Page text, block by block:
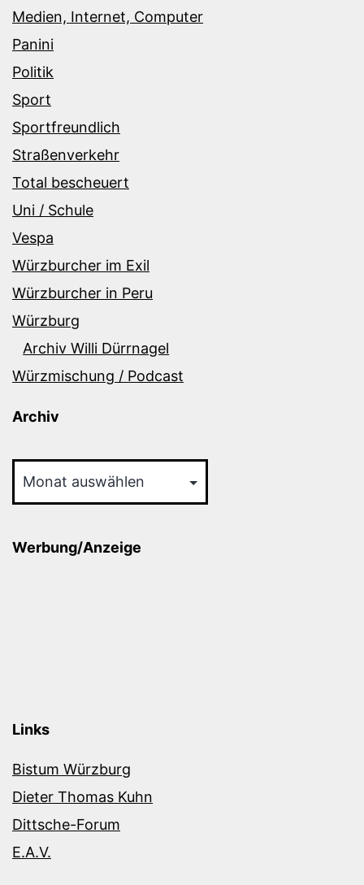
Medien, Internet, Computer
Panini
Politik
Sport
Sportfreundlich
Straßenverkehr
Total bescheuert
Uni / Schule
Vespa
Würzburcher im Exil
Würzburcher in Peru
Würzburg
Archiv Willi Dürrnagel
Würzmischung / Podcast
Archiv
Werbung/Anzeige
Links
Bistum Würzburg
Dieter Thomas Kuhn
Dittsche-Forum
E.A.V.